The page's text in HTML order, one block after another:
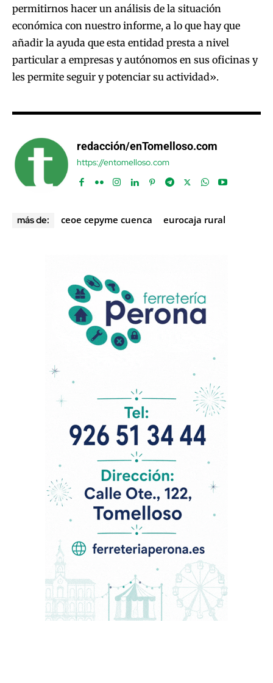
permitirnos hacer un análisis de la situación
económica con nuestro informe, a lo que hay que
añadir la ayuda que esta entidad presta a nivel
particular a empresas y autónomos en sus oficinas y
les permite seguir y potenciar su actividad».
redacción/enTomelloso.com
https://entomelloso.com
más de: ceoe cepyme cuenca eurocaja rural